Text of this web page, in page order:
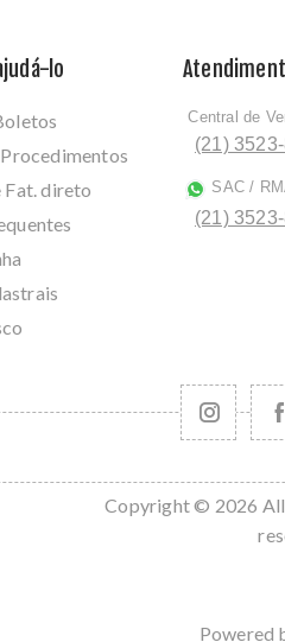
lo
direto
ﾠCentral de
(21)
SAC /
(21)
Copyright © 2026
Powered